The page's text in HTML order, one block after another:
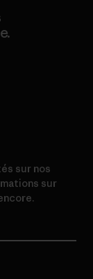
sur nos
sur